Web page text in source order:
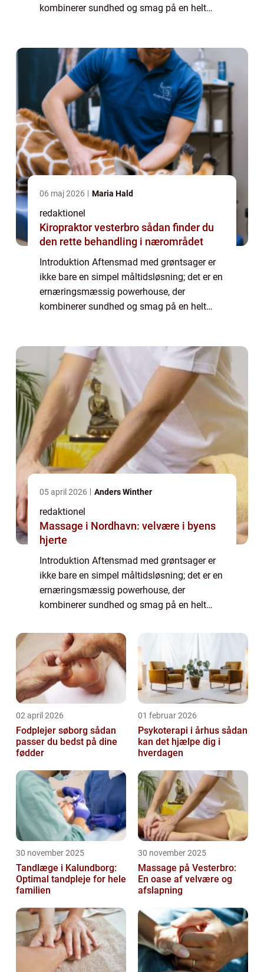
kombinerer sundhed og smag på en helt
fordele, herunder forb...
06 maj 2026 Maria Hald
redaktionel
Kiropraktor vesterbro sådan finder du
den rette behandling i nærområdet
Introduktion Aftensmad med grøntsager er
ikke bare en simpel måltidsløsning; det er en
ernæringsmæssig powerhouse, der
kombinerer sundhed og smag på en helt
fordele, herunder forb...
05 april 2026 Anders Winther
redaktionel
Massage i Nordhavn: velvære i byens
hjerte
Introduktion Aftensmad med grøntsager er
ikke bare en simpel måltidsløsning; det er en
ernæringsmæssig powerhouse, der
kombinerer sundhed og smag på en helt
aftensmad har mange sundhedsmæssige
fordele, herunder forb...
02 april 2026
Fodplejer søborg sådan
passer du bedst på dine
fødder
01 februar 2026
Psykoterapi i århus sådan
kan det hjælpe dig i
hverdagen
30 november 2025
Tandlæge i Kalundborg:
Optimal tandpleje for hele
familien
30 november 2025
Massage på Vesterbro:
En oase af velvære og
afslapning